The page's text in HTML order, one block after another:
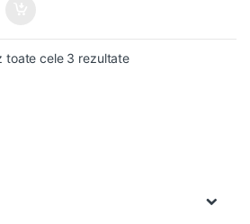
toate cele 3 rezultate